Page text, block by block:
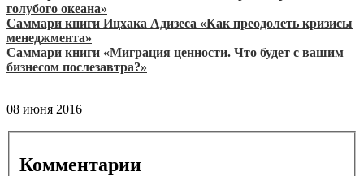
голубого океана»
Саммари книги Ицхака Адизеса «Как преодолеть кризисы
менеджмента»
Саммари книги «Миграция ценности. Что будет с вашим
бизнесом послезавтра?»
08 июня 2016
Комментарии